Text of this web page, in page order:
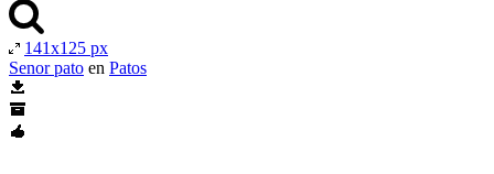
141x125 px
Senor pato en Patos